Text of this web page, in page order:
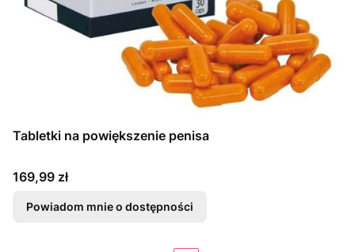
Tabletki na powiększenie penisa
Cena
169,99 zł
Powiadom mnie o dostępności